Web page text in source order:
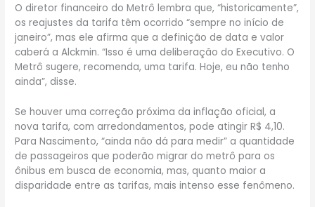
O diretor financeiro do Metrô lembra que, “historicamente”,
os reajustes da tarifa têm ocorrido “sempre no início de
janeiro”, mas ele afirma que a definição de data e valor
caberá a Alckmin. “Isso é uma deliberação do Executivo. O
Metrô sugere, recomenda, uma tarifa. Hoje, eu não tenho
ainda”, disse.
Se houver uma correção próxima da inflação oficial, a
nova tarifa, com arredondamentos, pode atingir R$ 4,10.
Para Nascimento, “ainda não dá para medir” a quantidade
de passageiros que poderão migrar do metrô para os
ônibus em busca de economia, mas, quanto maior a
disparidade entre as tarifas, mais intenso esse fenômeno.